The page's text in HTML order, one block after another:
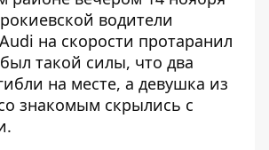
водители
на скорости протаранил
такой силы, что два
на месте, а девушка из
знакомым скрылись с